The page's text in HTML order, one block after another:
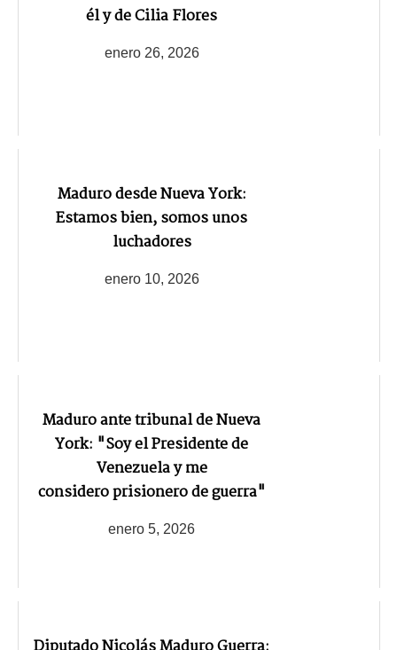
él y de Cilia Flores
enero 26, 2026
Maduro desde Nueva York:
Estamos bien, somos unos
luchadores
enero 10, 2026
Maduro ante tribunal de Nueva
York: "Soy el Presidente de
Venezuela y me
considero prisionero de guerra"
enero 5, 2026